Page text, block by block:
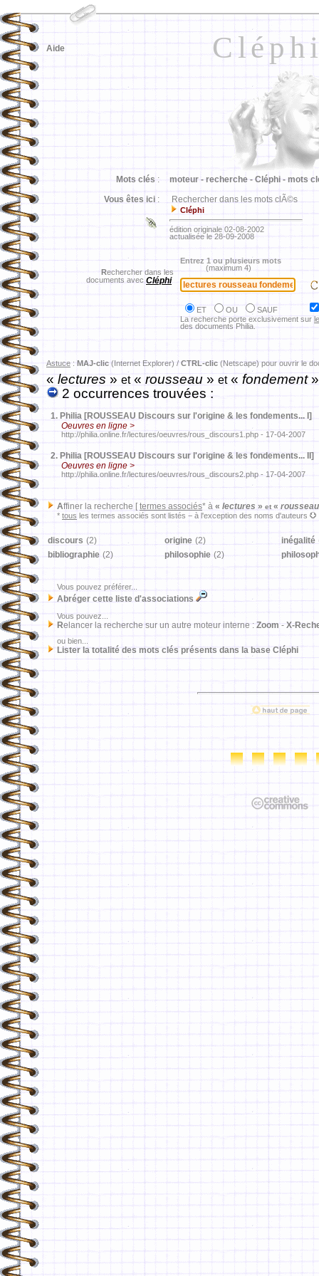
Aide
Mots clés : moteur - recherche - Cléphi - mots
Vous êtes ici : Rechercher dans les mots clÃ©s
Cléphi
édition originale 02-08-2002
actualisée le 28-09-2008
Rechercher dans les
documents avec Cléphi
Entrez 1 ou plusieurs mots
(maximum 4)
ET OU
SAUF
La recherche porte exclusivement sur
des documents Philia.
Astuce : MAJ-clic (Internet Explorer) / CTRL-clic (Netscape) pour ouvrir le
«lectures » et« rousseau » et« fondement
2 occurrences trouvées :
1. Philia [ROUSSEAU Discours sur l'origine & les fondements... I]
Oeuvres en ligne >
http://philia.online.fr/lectures/oeuvres/rous_discours1.php - 17-04-2007
2. Philia [ROUSSEAU Discours sur l'origine & les fondements... II]
Oeuvres en ligne >
http://philia.online.fr/lectures/oeuvres/rous_discours2.php - 17-04-2007
Affiner la recherche [ termes associés* à « lectures » et «
* tous les termes associés sont listés − à l'exception des noms d'auteurs
discours (2) origine (2) inégalité
bibliographie (2) philosophie (2)
Vous pouvez préférer...
Abréger cette liste d'associations
Vous pouvez...
Relancer la recherche sur un autre moteur interne : Zoom - X-
ou bien...
Lister la totalité des mots clés présents dans la base Cléphi